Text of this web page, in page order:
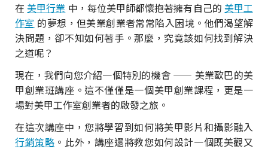
在 美甲行業 中，每位美甲師都懷抱著擁有自己的 美甲工
作室 的夢想，但美業創業者常常陷入困境。他們渴望解
決問題，卻不知如何著手。那麼，究竟該如何找到解決
之道呢？
現在，我們向您介紹一個特別的機會 —— 美業歐巴的美
甲創業班講座。這不僅僅是一個美甲創業課程，更是一
場對美甲工作室創業者的啟發之旅。
在這次講座中，您將學習到如何將美甲影片和攝影融入
行銷策略 。此外，講座還將教您如何設計一個既美觀又